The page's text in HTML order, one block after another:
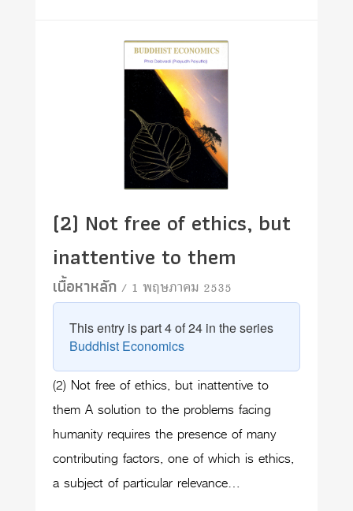
(2) Not free of ethics, but
inattentive to them
เนื้อหาหลัก/ 1 พฤษภาคม 2535
This entry is part 4 of 24 in the series
Buddhist Economics
(2) Not free of ethics, but inattentive to
them A solution to the problems facing
humanity requires the presence of many
contributing factors, one of which is ethics,
a subject of particular relevance…